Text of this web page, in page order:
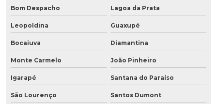
Bom Despacho Lagoa da Prata
Leopoldina Guaxupé
Bocaiuva Diamantina
Monte Carmelo João Pinheiro
Igarapé Santana do Paraíso
São Lourenço Santos Dumont